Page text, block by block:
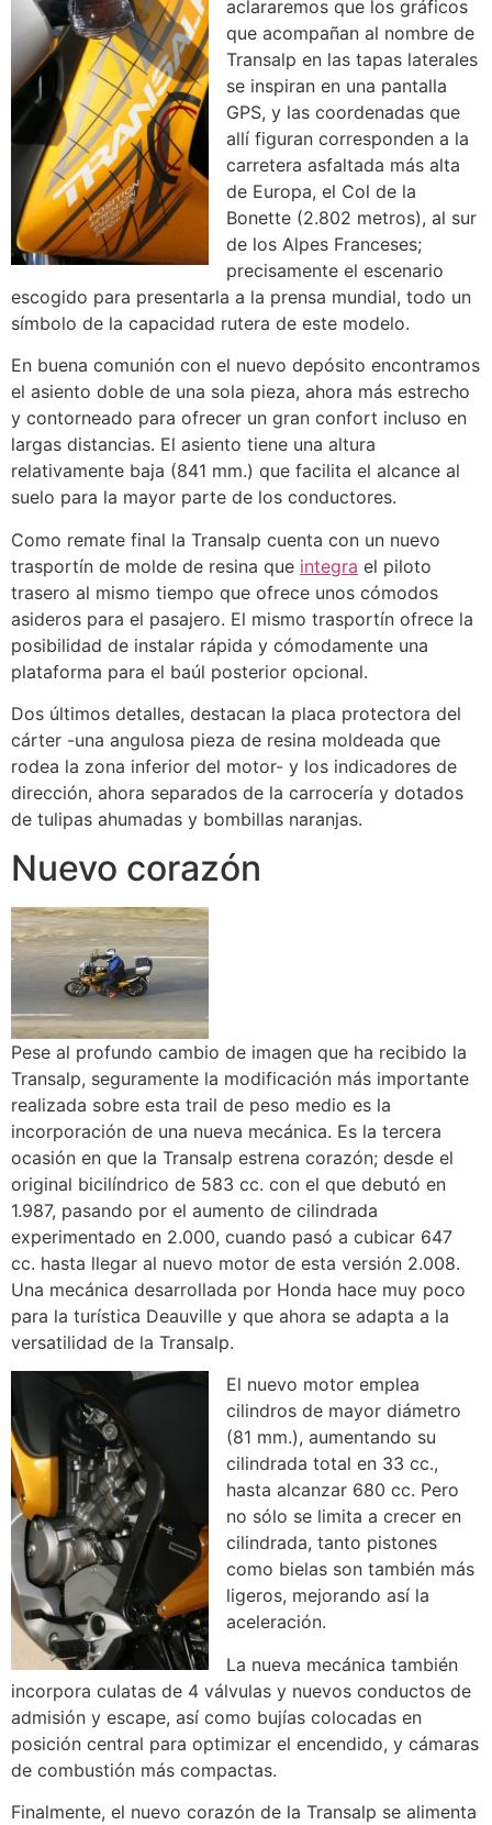
aclararemos que los gráficos
que acompañan al nombre de
Transalp en las tapas laterales
se inspiran en una pantalla
GPS, y las coordenadas que
allí figuran corresponden a la
carretera asfaltada más alta
de Europa, el Col de la
Bonette (2.802 metros), al sur
de los Alpes Franceses;
precisamente el escenario
escogido para presentarla a la prensa mundial, todo un
símbolo de la capacidad rutera de este modelo.
En buena comunión con el nuevo depósito encontramos
el asiento doble de una sola pieza, ahora más estrecho
y contorneado para ofrecer un gran confort incluso en
largas distancias. El asiento tiene una altura
relativamente baja (841 mm.) que facilita el alcance al
suelo para la mayor parte de los conductores.
Como remate final la Transalp cuenta con un nuevo
trasportín de molde de resina que integra el piloto
trasero al mismo tiempo que ofrece unos cómodos
asideros para el pasajero. El mismo trasportín ofrece la
posibilidad de instalar rápida y cómodamente una
plataforma para el baúl posterior opcional.
Dos últimos detalles, destacan la placa protectora del
cárter -una angulosa pieza de resina moldeada que
rodea la zona inferior del motor- y los indicadores de
dirección, ahora separados de la carrocería y dotados
de tulipas ahumadas y bombillas naranjas.
Nuevo corazón
Pese al profundo cambio de imagen que ha recibido la
Transalp, seguramente la modificación más importante
realizada sobre esta trail de peso medio es la
incorporación de una nueva mecánica. Es la tercera
ocasión en que la Transalp estrena corazón; desde el
original bicilíndrico de 583 cc. con el que debutó en
1.987, pasando por el aumento de cilindrada
experimentado en 2.000, cuando pasó a cubicar 647
cc. hasta llegar al nuevo motor de esta versión 2.008.
Una mecánica desarrollada por Honda hace muy poco
para la turística Deauville y que ahora se adapta a la
versatilidad de la Transalp.
El nuevo motor emplea
cilindros de mayor diámetro
(81 mm.), aumentando su
cilindrada total en 33 cc.,
hasta alcanzar 680 cc. Pero
no sólo se limita a crecer en
cilindrada, tanto pistones
como bielas son también más
ligeros, mejorando así la
aceleración.
La nueva mecánica también
incorpora culatas de 4 válvulas y nuevos conductos de
admisión y escape, así como bujías colocadas en
posición central para optimizar el encendido, y cámaras
de combustión más compactas.
Finalmente, el nuevo corazón de la Transalp se alimenta